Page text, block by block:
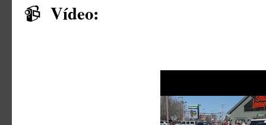
📹 Vídeo: